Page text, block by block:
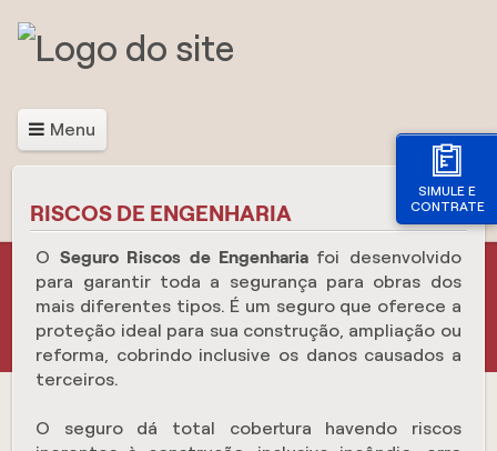
SIMULE E
CONTRATE
Menu
RISCOS DE ENGENHARIA
O Seguro Riscos de Engenharia foi desenvolvido
para garantir toda a segurança para obras dos
mais diferentes tipos. É um seguro que oferece a
proteção ideal para sua construção, ampliação ou
reforma, cobrindo inclusive os danos causados a
terceiros.
O seguro dá total cobertura havendo riscos